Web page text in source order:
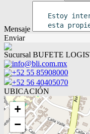
Mensaje
Enviar
Sucursal BUFETE
info@bli.com.mx
+52 55 85908000
+52 56 40405070
UBICACIÓN
+
−